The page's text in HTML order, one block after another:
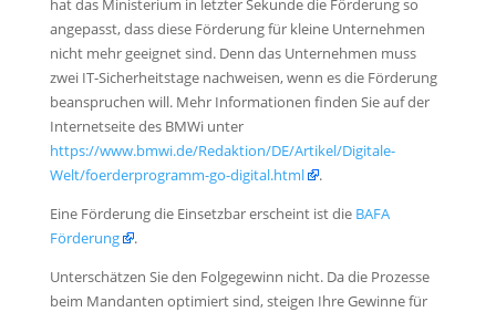
hat das Ministerium in letzter Sekunde die Förderung so
angepasst, dass diese Förderung für kleine Unternehmen
nicht mehr geeignet sind. Denn das Unternehmen muss
zwei IT-Sicherheitstage nachweisen, wenn es die Förderung
beanspruchen will. Mehr Informationen finden Sie auf der
Internetseite des BMWi unter
https://www.bmwi.de/Redaktion/DE/Artikel/Digitale-
Welt/foerderprogramm-go-digital.html
.
Eine Förderung die Einsetzbar erscheint ist dieBAFA
Förderung
.
Unterschätzen Sie den Folgegewinn nicht. Da die Prozesse
beim Mandanten optimiert sind, steigen Ihre Gewinne für